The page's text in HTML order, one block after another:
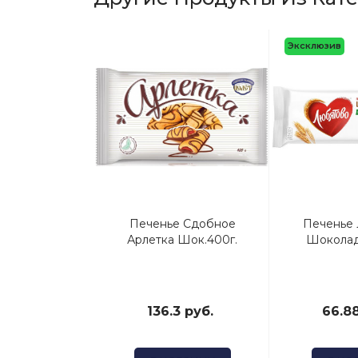
Печенье Сдобное
Арлетка Шок.400г.
136.3 руб.
Эксклюзив
Печенье